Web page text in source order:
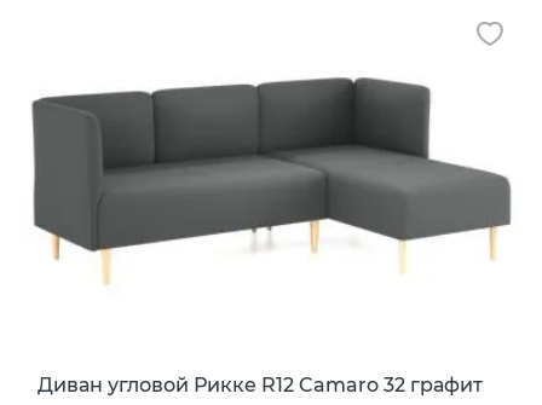
Диван угловой Рикке R12 Camaro 32 графит